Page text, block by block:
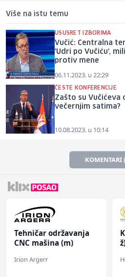
Više na istu temu
USUSRET IZBORIMA
Vučić: Centralna
'Udri po Vučiću',
protiv mene
06.11.2023. u 22:29
ČESTE KONFERENCIJE
Zašto su Vučićeva
večernjim satima?
10.08.2023. u 10:14
KOMENTARI
Tehničar održavanja
CNC mašina (m)
Irion Argerr